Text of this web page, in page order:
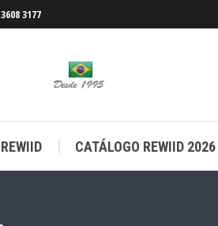
3177
CATÁLOGO REWIID 2026
CATÁLOGO REWIID 2026